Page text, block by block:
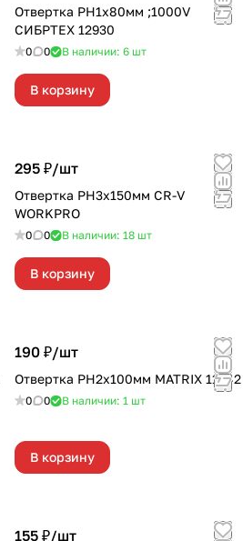
Отвертка PH1х80мм ;1000V
СИБРТЕХ 12930
0 0 В наличии: 6 шт
В корзину
295 ₽/шт
Отвертка PH3x150мм CR-V
WORKPRO
0 0 В наличии: 18 шт
В корзину
190 ₽/шт
Отвертка PH2х100мм MATRIX 11942
0 0 В наличии: 1 шт
В корзину
155 ₽/шт